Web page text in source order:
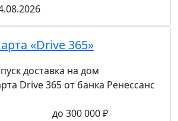
«Drive 365»
доставка на дом
до 300 000 ₽